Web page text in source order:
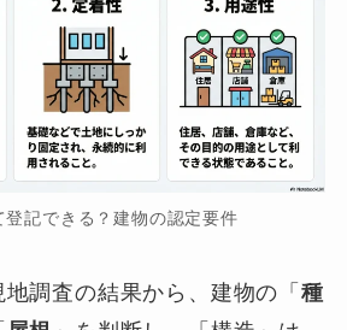
登記できる？建物の認定要件
調査の結果から、建物の「種